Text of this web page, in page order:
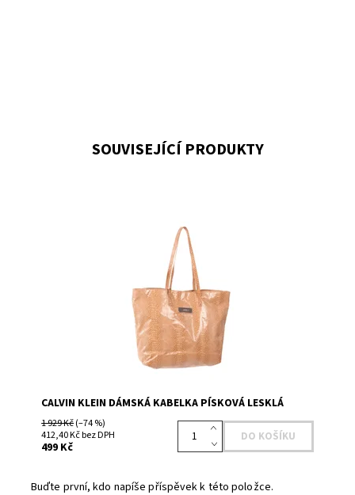
SOUVISEJÍCÍ PRODUKTY
CCHCJ068YS
CALVIN KLEIN
CALVIN KLEIN DÁMSKÁ KABELKA PÍSKOVÁ LESKLÁ
1 929 Kč(–74 %)
412,40 Kč bez DPH
499 Kč
Buďte první, kdo napíše příspěvek k této položce.